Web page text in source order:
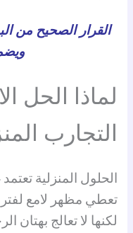
القرار الصحيح من
لماذا الحل
التجارب
الحلول المنزلية
تعطي مظهر لامع
لكنها لا تعالج بهتان